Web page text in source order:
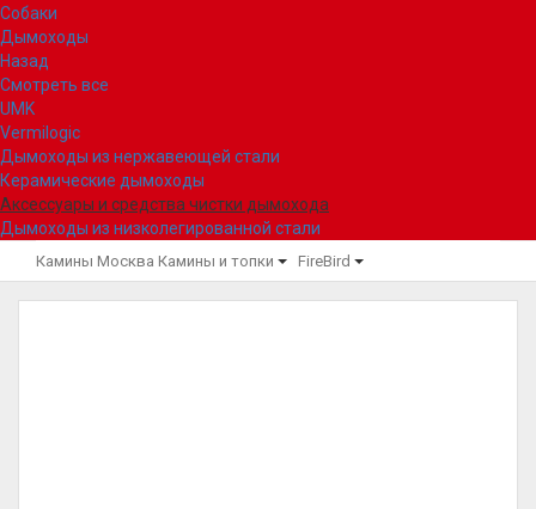
Собаки
Дымоходы
Назад
Смотреть все
UMK
Vermilogic
Дымоходы из нержавеющей стали
Керамические дымоходы
Аксессуары и средства чистки дымохода
Дымоходы из низколегированной стали
Камины Москва Камины и топки FireBird